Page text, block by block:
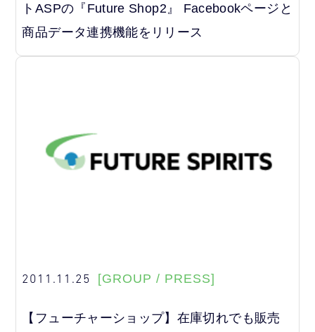
トASPの『Future Shop2』 Facebookページと
商品データ連携機能をリリース
2011.11.25 [GROUP / PRESS]
【フューチャーショップ】在庫切れでも販売